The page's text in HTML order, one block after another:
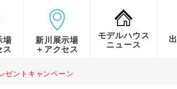
場
ス
新川展示場
＋アクセス
モデルハウス
ニュース
ゼントキャンペーン